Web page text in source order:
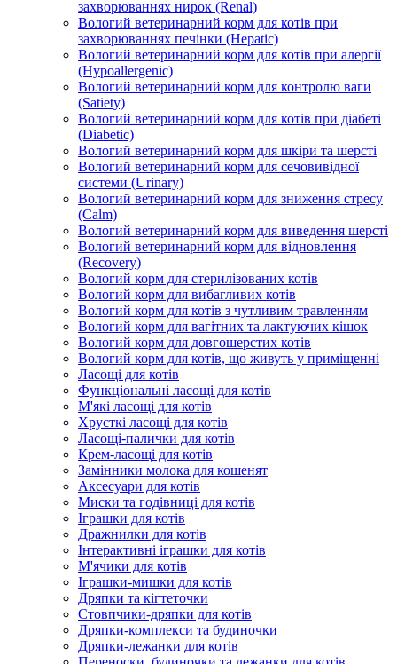
захворюваннях нирок (Renal)
Вологий ветеринарний корм для котів при
захворюваннях печінки (Hepatic)
Вологий ветеринарний корм для котів при алергії
(Hypoallergenic)
Вологий ветеринарний корм для контролю ваги
(Satiety)
Вологий ветеринарний корм для котів при діабеті
(Diabetic)
Вологий ветеринарний корм для шкіри та шерсті
Вологий ветеринарний корм для сечовивідної
системи (Urinary)
Вологий ветеринарний корм для зниження стресу
(Calm)
Вологий ветеринарний корм для виведення шерсті
Вологий ветеринарний корм для відновлення
(Recovery)
Вологий корм для стерилізованих котів
Вологий корм для вибагливих котів
Вологий корм для котів з чутливим травленням
Вологий корм для вагітних та лактуючих кішок
Вологий корм для довгошерстих котів
Вологий корм для котів, що живуть у приміщенні
Ласощі для котів
Функціональні ласощі для котів
М'які ласощі для котів
Хрусткі ласощі для котів
Ласощі-палички для котів
Крем-ласощі для котів
Замінники молока для кошенят
Аксесуари для котів
Миски та годівниці для котів
Іграшки для котів
Дражнилки для котів
Інтерактивні іграшки для котів
М'ячики для котів
Іграшки-мишки для котів
Дряпки та кігтеточки
Стовпчики-дряпки для котів
Дряпки-комплекси та будиночки
Дряпки-лежанки для котів